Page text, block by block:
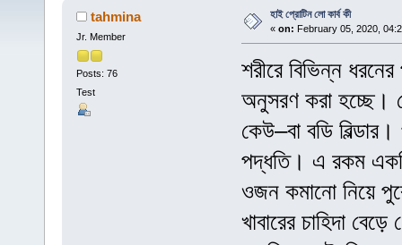
tahmina
Jr. Member
Posts: 76
Test
হাই প্রোটিন লো কার্ব কী
« on: February 05, 2020,
শরীরে বিভিন্ন
অনুসরণ করা হচ্ছে।
কেউ–বা বডি
পদ্ধতি। এ রকম
ওজন কমানো নিয়ে
খাবারের চাহিদা